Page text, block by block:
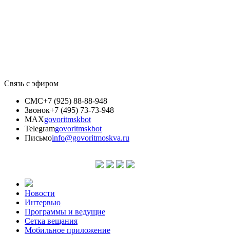
Связь с эфиром
СМС+7 (925) 88-88-948
Звонок+7 (495) 73-73-948
MAXgovoritmskbot
Telegramgovoritmskbot
Письмоinfo@govoritmoskva.ru
Новости
Интервью
Программы и ведущие
Сетка вещания
Мобильное приложение